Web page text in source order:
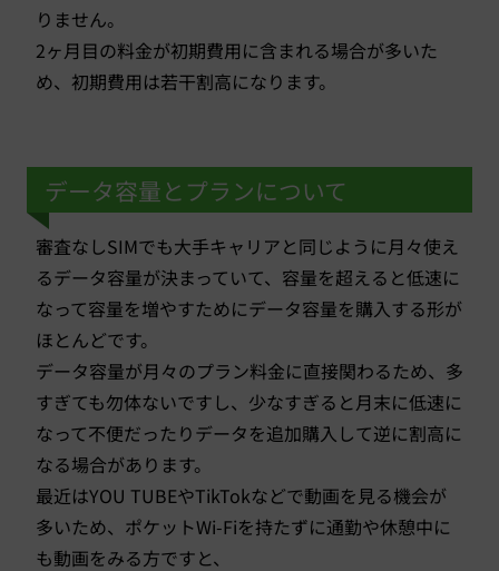
りません。
2ヶ月目の料金が初期費用に含まれる場合が多いた
め、初期費用は若干割高になります。
データ容量とプランについて
審査なしSIMでも大手キャリアと同じように月々使え
るデータ容量が決まっていて、容量を超えると低速に
なって容量を増やすためにデータ容量を購入する形が
ほとんどです。
データ容量が月々のプラン料金に直接関わるため、多
すぎても勿体ないですし、少なすぎると月末に低速に
なって不便だったりデータを追加購入して逆に割高に
なる場合があります。
最近はYOU TUBEやTikTokなどで動画を見る機会が
多いため、ポケットWi-Fiを持たずに通勤や休憩中に
も動画をみる方ですと、